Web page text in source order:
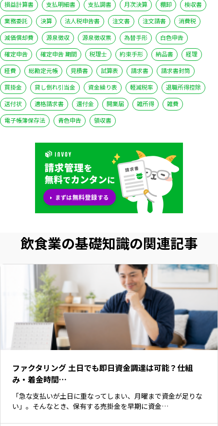
損益計算書
支払明細書 支払調書 月次決算 棚卸
検収書
業務委託
決算 法人税申告書 注文書 注文請書
消費税
減価償却費
源泉徴収 源泉徴収票 為替手形
白色申告
確定申告
確定申告 期間 税理士 約束手形 納品書
経理
経費
総勘定元帳 見積書 試算表 請求書
請求書封筒
買掛金
貸し倒れ引当金 資金繰り表 軽減税率
退職所得控除
送付状
適格請求書 還付金 開業届 雑所得
雑費
電子帳簿保存法
青色申告 領収書
飲食業の基礎知識の関連記事
ファクタリング 土日でも即日資金調達は可能？仕組
み・着金時間…
「急な支払いが土日に重なってしまい、月曜まで資金が足りな
い」。そんなとき、保有する売掛金を早期に資金…